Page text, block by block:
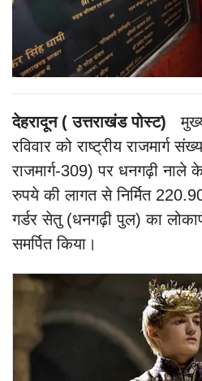
देहरादून ( उत्तराखंड पोस्ट)
रविवार को राष्ट्रीय राजमार्ग
राजमार्ग-309) पर धनगढ़ी
रुपये की लागत से निर्मित
गर्डर सेतु (धनगढ़ी पुल) का
समर्पित किया।